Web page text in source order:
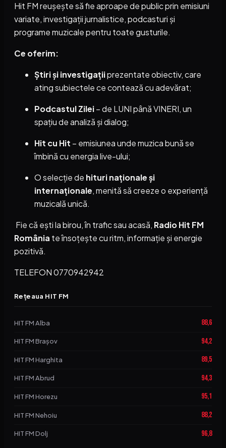
Hit FM reușește să fie aproape de public prin emisiuni
variate, investigații jurnalistice, podcasturi și
programe muzicale pentru toate gusturile.
Ce oferim:
Știri și investigațiiprezentate obiectiv, care
ating subiectele ce contează cu adevărat;
Podcastul Zilei– de LUNI până VINERI, un
spațiu de analiză și dialog;
Hit cu Hit – emisiunea unde muzica bună se
îmbină cu energia live-ului;
O selecție de hituri naționale și
internaționale, menită să creeze o experiență
muzicală unică.
Fie că ești la birou, în trafic sau acasă, Radio Hit FM
România te însoțește cu ritm, informație și energie
pozitivă.
TELEFON 0770942942
Rețeaua HIT FM
HIT FM Alba 88,6
HIT FM Brașov 94,2
HIT FM Harghita 89,5
HIT FM Abrud 94,3
HIT FM Horezu 95,1
HIT FM Nehoiu 88,2
HIT FM Dolj 96,8